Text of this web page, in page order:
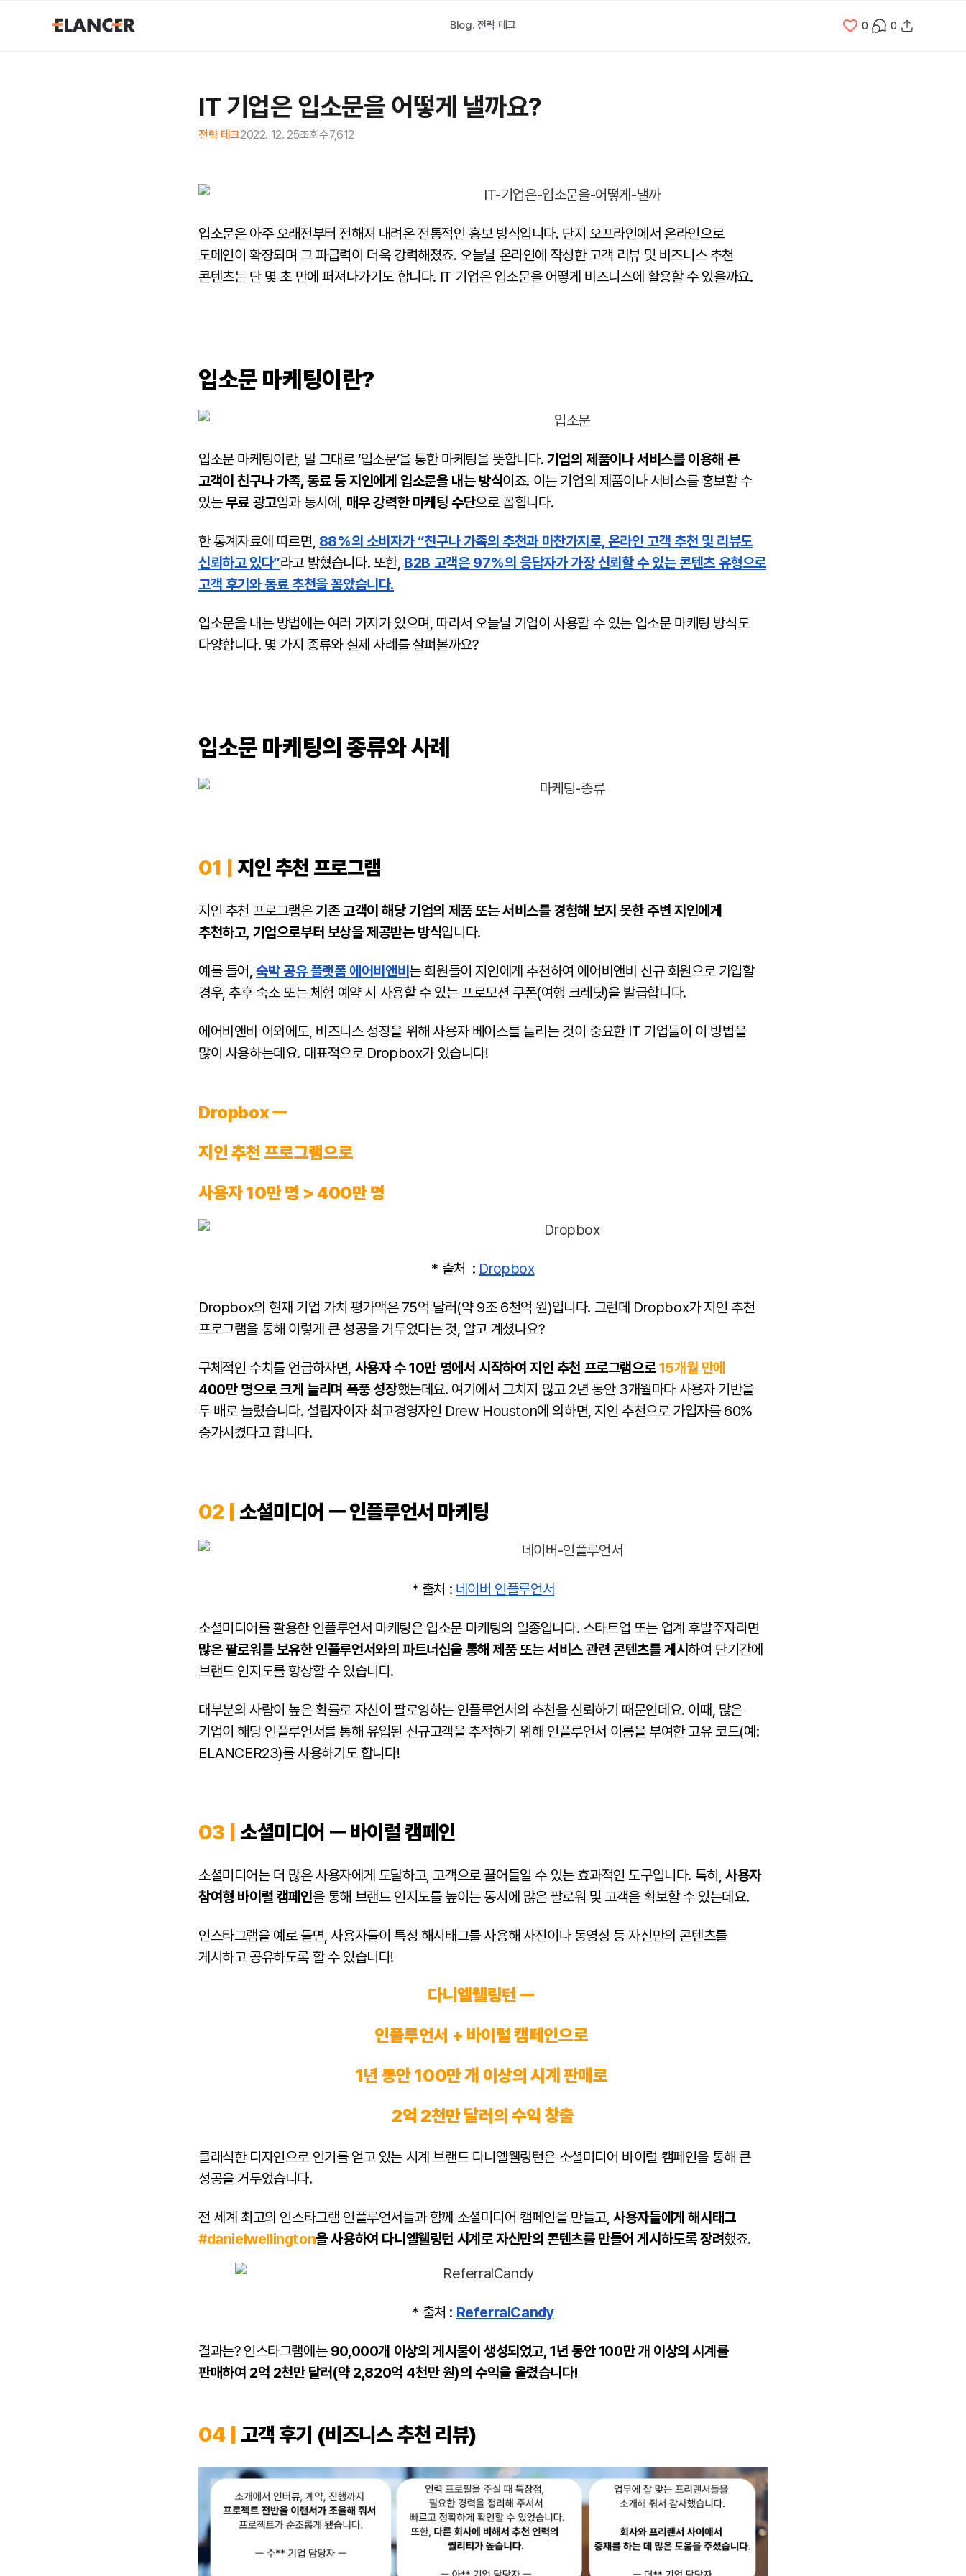
Blog. 전략 테크 0 0
IT 기업은 입소문을 어떻게 낼까요?
전략 테크2022. 12. 25조회수7,612
입소문은 아주 오래전부터 전해져 내려온 전통적인 홍보 방식입니다. 단지 오프라인에서 온라인으로
도메인이 확장되며 그 파급력이 더욱 강력해졌죠. 오늘날 온라인에 작성한 고객 리뷰 및 비즈니스 추천
콘텐츠는 단 몇 초 만에 퍼져나가기도 합니다. IT 기업은 입소문을 어떻게 비즈니스에 활용할 수 있을까요.
입소문 마케팅이란?
입소문 마케팅이란, 말 그대로 ‘입소문’을 통한 마케팅을 뜻합니다. 기업의 제품이나 서비스를 이용해 본
고객이 친구나 가족, 동료 등 지인에게 입소문을 내는 방식이죠. 이는 기업의 제품이나 서비스를 홍보할 수
있는무료 광고임과 동시에, 매우 강력한 마케팅 수단으로 꼽힙니다.
한 통계자료에 따르면, 88%의 소비자가 “친구나 가족의 추천과 마찬가지로, 온라인 고객 추천 및 리뷰도
신뢰하고 있다”라고 밝혔습니다. 또한, B2B 고객은 97%의 응답자가 가장 신뢰할 수 있는 콘텐츠 유형으로
고객 후기와 동료 추천을 꼽았습니다.
입소문을 내는 방법에는 여러 가지가 있으며, 따라서 오늘날 기업이 사용할 수 있는 입소문 마케팅 방식도
다양합니다. 몇 가지 종류와 실제 사례를 살펴볼까요?
입소문 마케팅의 종류와 사례
01 | 지인 추천 프로그램
지인 추천 프로그램은기존 고객이 해당 기업의 제품 또는 서비스를 경험해 보지 못한 주변 지인에게
추천하고, 기업으로부터 보상을 제공받는 방식입니다.
예를 들어,숙박 공유 플랫폼 에어비앤비 는 회원들이 지인에게 추천하여 에어비앤비 신규 회원으로 가입할
경우, 추후 숙소 또는 체험 예약 시 사용할 수 있는 프로모션 쿠폰(여행 크레딧)을 발급합니다.
에어비앤비 이외에도, 비즈니스 성장을 위해 사용자 베이스를 늘리는 것이 중요한 IT 기업들이 이 방법을
많이 사용하는데요. 대표적으로 Dropbox가 있습니다!
Dropbox ㅡ
지인 추천 프로그램으로
사용자 10만 명 > 400만 명
* 출처 : Dropbox
Dropbox의 현재 기업 가치 평가액은 75억 달러(약 9조 6천억 원)입니다. 그런데 Dropbox가 지인 추천
프로그램을 통해 이렇게 큰 성공을 거두었다는 것, 알고 계셨나요?
구체적인 수치를 언급하자면, 사용자 수 10만 명에서 시작하여 지인 추천 프로그램으로15개월 만에
400만 명으로 크게 늘리며 폭풍 성장했는데요. 여기에서 그치지 않고 2년 동안 3개월마다 사용자 기반을
두 배로 늘렸습니다. 설립자이자 최고경영자인 Drew Houston에 의하면, 지인 추천으로 가입자를 60%
증가시켰다고 합니다.
02 | 소셜미디어 ㅡ 인플루언서 마케팅
* 출처 : 네이버 인플루언서
소셜미디어를 활용한 인플루언서 마케팅은 입소문 마케팅의 일종입니다. 스타트업 또는 업계 후발주자라면
많은 팔로워를 보유한 인플루언서와의 파트너십을 통해 제품 또는 서비스 관련 콘텐츠를 게시하여 단기간에
브랜드 인지도를 향상할 수 있습니다.
대부분의 사람이 높은 확률로 자신이 팔로잉하는 인플루언서의 추천을 신뢰하기 때문인데요. 이때, 많은
기업이 해당 인플루언서를 통해 유입된 신규고객을 추적하기 위해 인플루언서 이름을 부여한 고유 코드(예:
ELANCER23)를 사용하기도 합니다!
03 | 소셜미디어 ㅡ 바이럴 캠페인
소셜미디어는 더 많은 사용자에게 도달하고, 고객으로 끌어들일 수 있는 효과적인 도구입니다. 특히, 사용자
참여형 바이럴 캠페인을 통해 브랜드 인지도를 높이는 동시에 많은 팔로워 및 고객을 확보할 수 있는데요.
인스타그램을 예로 들면, 사용자들이 특정 해시태그를 사용해 사진이나 동영상 등 자신만의 콘텐츠를
게시하고 공유하도록 할 수 있습니다!
다니엘웰링턴 ㅡ
인플루언서 + 바이럴 캠페인으로
1년 동안 100만 개 이상의 시계 판매로
2억 2천만 달러의 수익 창출
클래식한 디자인으로 인기를 얻고 있는 시계 브랜드 다니엘웰링턴은 소셜미디어 바이럴 캠페인을 통해 큰
성공을 거두었습니다.
전 세계 최고의 인스타그램 인플루언서들과 함께 소셜미디어 캠페인을 만들고,사용자들에게 해시태그
#danielwellington을 사용하여 다니엘웰링턴 시계로 자신만의 콘텐츠를 만들어 게시하도록 장려했죠.
* 출처 : ReferralCandy
결과는? 인스타그램에는 90,000개 이상의 게시물이 생성되었고, 1년 동안 100만 개 이상의 시계를
판매하여 2억 2천만 달러(약 2,820억 4천만 원)의 수익을 올렸습니다!
04 | 고객 후기 (비즈니스 추천 리뷰)